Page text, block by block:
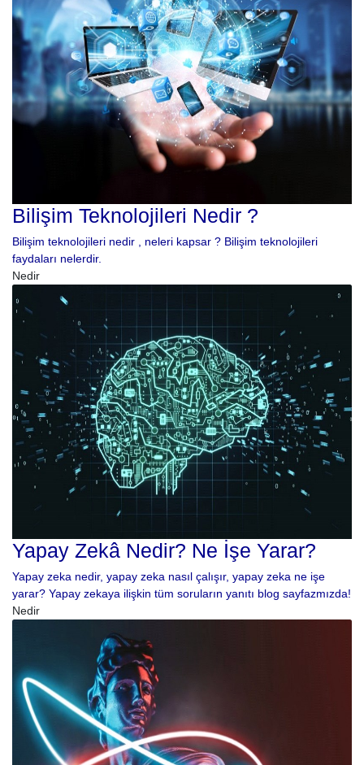
Bilişim Teknolojileri Nedir ?
Bilişim teknolojileri nedir , neleri kapsar ? Bilişim teknolojileri
faydaları nelerdir.
Nedir
Yapay Zekâ Nedir? Ne İşe Yarar?
Yapay zeka nedir, yapay zeka nasıl çalışır, yapay zeka ne işe
yarar? Yapay zekaya ilişkin tüm soruların yanıtı blog sayfazmızda!
Nedir